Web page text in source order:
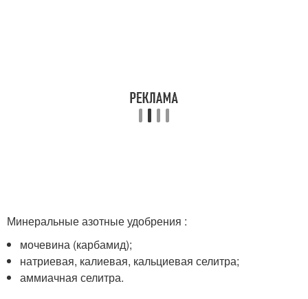
Минеральные азотные удобрения :
мочевина (карбамид);
натриевая, калиевая, кальциевая селитра;
аммиачная селитра.